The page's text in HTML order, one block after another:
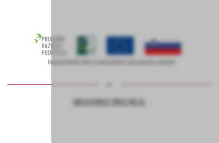
KREATIVNOST BREZ MEJA